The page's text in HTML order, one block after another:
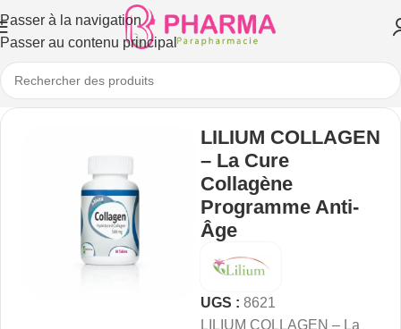
Passer à la navigation
Passer au contenu principal
LILIUM COLLAGEN
– La Cure
Collagène
Programme Anti-
Âge
UGS : 8621
LILIUM COLLAGEN – La